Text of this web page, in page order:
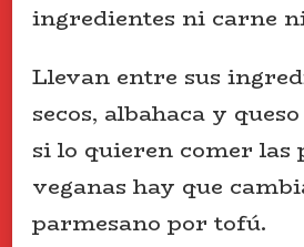
ingredientes ni carne
Llevan entre sus
secos, albahaca y
si lo quieren comer las
veganas hay que
parmesano por tofú.